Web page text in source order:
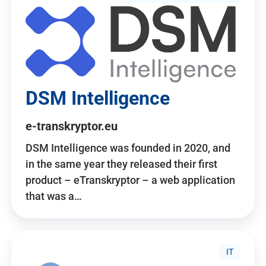
DSM Intelligence
e-transkryptor.eu
DSM Intelligence was founded in 2020, and
in the same year they released their first
product – eTranskryptor – a web application
that was a…
IT